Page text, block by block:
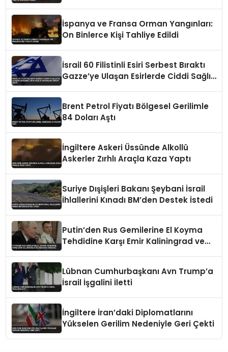
İspanya ve Fransa Orman Yangınları:
On Binlerce Kişi Tahliye Edildi
İsrail 60 Filistinli Esiri Serbest Bıraktı
Gazze’ye Ulaşan Esirlerde Ciddi Sağlık
Brent Petrol Fiyatı Bölgesel Gerilimle
84 Doları Aştı
İngiltere Askeri Üssünde Alkollü
Askerler Zırhlı Araçla Kaza Yaptı
Suriye Dışişleri Bakanı Şeybani İsrail
İhlallerini Kınadı BM’den Destek İstedi
Putin’den Rus Gemilerine El Koyma
Tehdidine Karşı Emir Kaliningrad ve
Lübnan Cumhurbaşkanı Avn Trump’a
İsrail İşgalini İletti
İngiltere İran’daki Diplomatlarını
Yükselen Gerilim Nedeniyle Geri Çekti